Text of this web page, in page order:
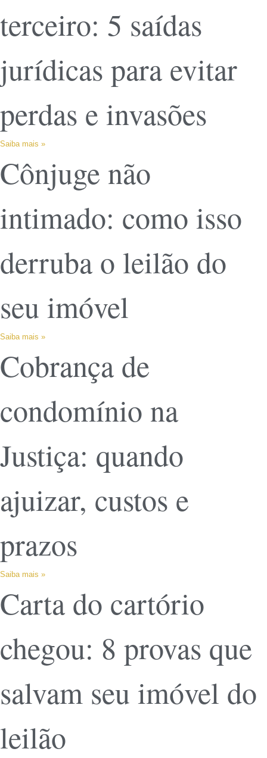
terceiro: 5 saídas
jurídicas para evitar
perdas e invasões
Saiba mais »
Cônjuge não
intimado: como isso
derruba o leilão do
seu imóvel
Saiba mais »
Cobrança de
condomínio na
Justiça: quando
ajuizar, custos e
prazos
Saiba mais »
Carta do cartório
chegou: 8 provas que
salvam seu imóvel do
leilão